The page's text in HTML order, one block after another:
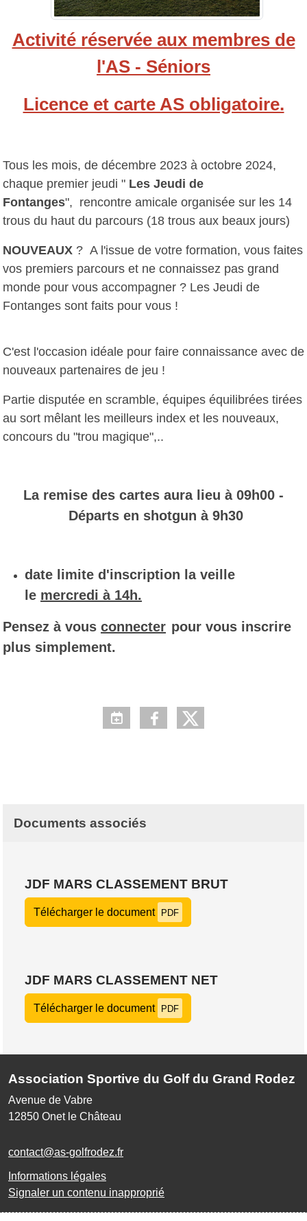
Activité réservée aux membres de
l'AS - Séniors
Licence et carte AS obligatoire.
Tous les mois, de décembre 2023 à octobre 2024,
chaque premier jeudi " Les Jeudi de
Fontanges", rencontre amicale organisée sur les 14
trous du haut du parcours (18 trous aux beaux jours)
NOUVEAUX ? A l'issue de votre formation, vous faites
vos premiers parcours et ne connaissez pas grand
monde pour vous accompagner ? Les Jeudi de
Fontanges sont faits pour vous !
C'est l'occasion idéale pour faire connaissance avec de
nouveaux partenaires de jeu !
Partie disputée en scramble, équipes équilibrées tirées
au sort mêlant les meilleurs index et les nouveaux,
concours du "trou magique",..
La remise des cartes aura lieu à 09h00 -
Départs en shotgun à 9h30
date limite d'inscription la veille
le mercredi à 14h.
Pensez à vous connecter pour vous inscrire
plus simplement.
Documents associés
JDF MARS CLASSEMENT BRUT
Télécharger le document PDF
JDF MARS CLASSEMENT NET
Télécharger le document PDF
Association Sportive du Golf du Grand Rodez
Avenue de Vabre
12850 Onet le Château
contact@as-golfrodez.fr
Informations légales
Signaler un contenu inapproprié